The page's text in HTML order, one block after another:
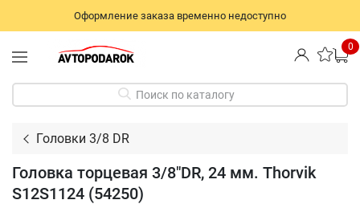
Оформление заказа временно недоступно
0
Поиск по каталогу
Головки 3/8 DR
Головка торцевая 3/8"DR, 24 мм. Thorvik
S12S1124 (54250)